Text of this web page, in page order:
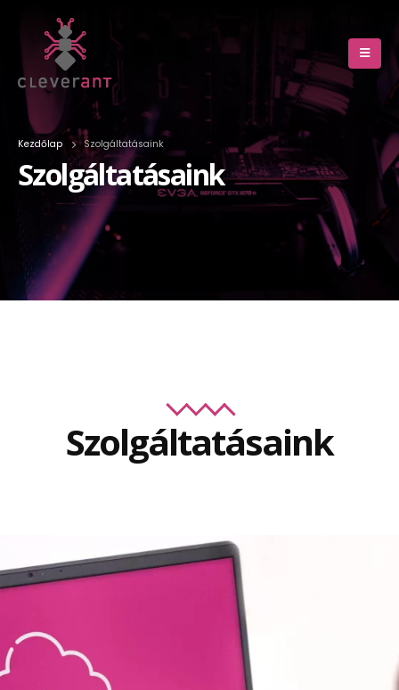
Kezdőlap Szolgáltatásaink
Szolgáltatásaink
Szolgáltatásaink